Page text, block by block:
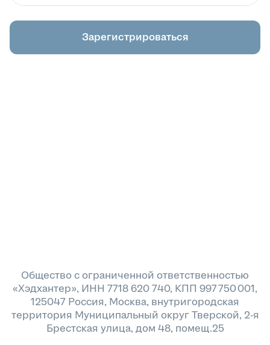
Зарегистрироваться
Общество с ограниченной ответственностью
«Хэдхантер», ИНН 7718 620 740, КПП 997 750 001,
125047 Россия, Москва, внутригородская
территория Муниципальный округ Тверской, 2-я
Брестская улица, дом 48, помещ.25